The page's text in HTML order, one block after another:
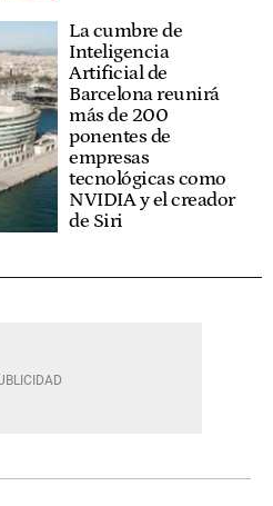
La cumbre de
Inteligencia
Artificial de
Barcelona reunirá
más de 200
ponentes de
empresas
tecnológicas como
NVIDIA y el creador
de Siri